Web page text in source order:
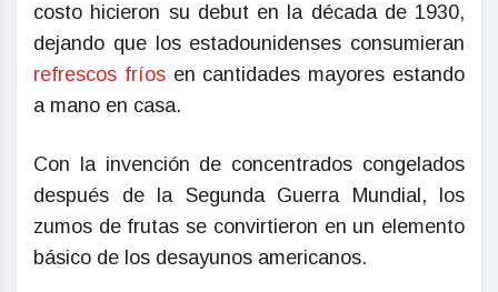
costo hicieron su debut en la década de 1930,
dejando que los estadounidenses consumieran
refrescos fríosen cantidades mayores estando
a mano en casa.
Con la invención de concentrados congelados
después de la Segunda Guerra Mundial, los
zumos de frutas se convirtieron en un elemento
básico de los desayunos americanos.